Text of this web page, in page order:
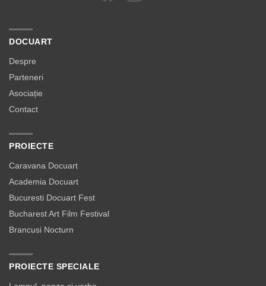
DOCUART
Despre
Parteneri
Asociație
Contact
PROIECTE
Caravana Docuart
Academia Docuart
Bucuresti Docuart Fest
Bucharest Art Film Festival
Brancusi Nocturn
PROIECTE SPECIALE